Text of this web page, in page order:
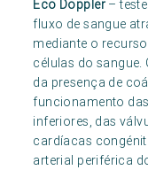
Eco Doppler–
fluxo de sangue
mediante o
células do sangue.
da presença de
funcionamento
inferiores, das
cardíacas
arterial periférica